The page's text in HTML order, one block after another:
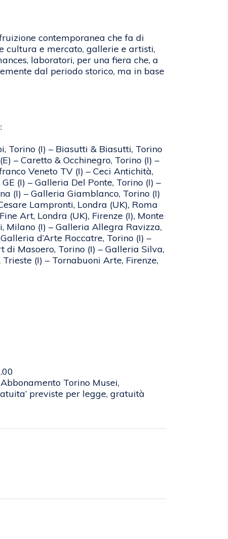
contemporanea che fa di
cultura e mercato, gallerie e artisti,
laboratori, per una fiera che, a
dal periodo storico, ma in base
Torino (I) – Biasutti & Biasutti, Torino
– Caretto & Occhinegro, Torino (I) –
Veneto TV (I) – Ceci Antichità,
(I) – Galleria Del Ponte, Torino (I) –
(I) – Galleria Giamblanco, Torino (I)
Lampronti, Londra (UK), Roma
Art, Londra (UK), Firenze (I), Monte
Milano (I) – Galleria Allegra Ravizza,
d’Arte Roccatre, Torino (I) –
di Masoero, Torino (I) – Galleria Silva,
(I) – Tornabuoni Arte, Firenze,
Torino Musei,
previste per legge, gratuità